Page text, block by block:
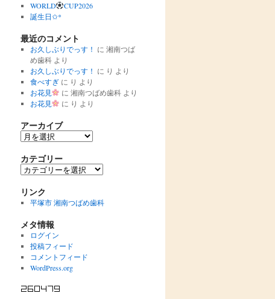
WORLD
CUP2026
誕生日✩︎*
最近のコメント
お久しぶりでっす！ に 湘南つば
め歯科より
お久しぶりでっす！ に り より
食べすぎに り より
お花見
に湘南つばめ歯科 より
お花見
に り より
アーカイブ
ア
カ
イ
カテゴリー
カ
ゴ
リ
リンク
平塚市 湘南つばめ歯科
メタ情報
ログイン
投稿フィード
コメントフィード
WordPress.org